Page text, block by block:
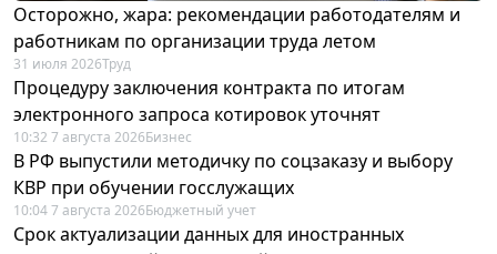
Осторожно, жара: рекомендации работодателям и
работникам по организации труда летом
31 июля 2026Труд
Процедуру заключения контракта по итогам
электронного запроса котировок уточнят
10:32 7 августа 2026Бизнес
В РФ выпустили методичку по соцзаказу и выбору
КВР при обучении госслужащих
10:04 7 августа 2026Бюджетный учет
Срок актуализации данных для иностранных